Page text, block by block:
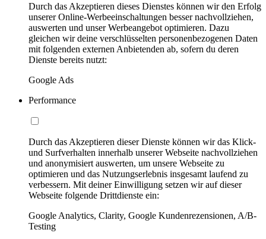
Durch das Akzeptieren dieses Dienstes können wir den Erfolg
unserer Online-Werbeeinschaltungen besser nachvollziehen,
auswerten und unser Werbeangebot optimieren. Dazu
gleichen wir deine verschlüsselten personenbezogenen Daten
mit folgenden externen Anbietenden ab, sofern du deren
Dienste bereits nutzt:
Google Ads
Performance
Durch das Akzeptieren dieser Dienste können wir das Klick-
und Surfverhalten innerhalb unserer Webseite nachvollziehen
und anonymisiert auswerten, um unsere Webseite zu
optimieren und das Nutzungserlebnis insgesamt laufend zu
verbessern. Mit deiner Einwilligung setzen wir auf dieser
Webseite folgende Drittdienste ein:
Google Analytics, Clarity, Google Kundenrezensionen, A/B-
Testing